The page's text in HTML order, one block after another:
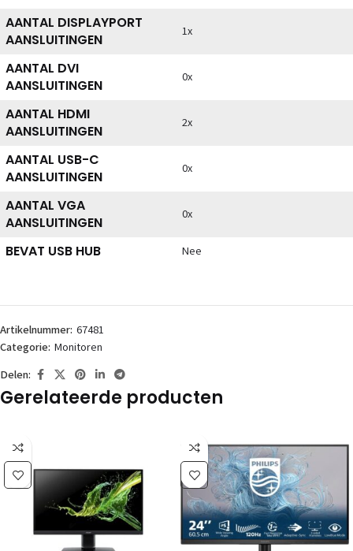
AANTAL DISPLAYPORT
AANSLUITINGEN
1x
AANTAL DVI
AANSLUITINGEN
0x
AANTAL HDMI
AANSLUITINGEN
2x
AANTAL USB-C
AANSLUITINGEN
0x
AANTAL VGA
AANSLUITINGEN
0x
BEVAT USB HUB Nee
Artikelnummer: 67481
Categorie: Monitoren
Delen:
Gerelateerde producten